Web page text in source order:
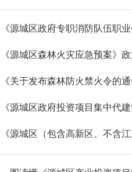
《源城区政府专职消防队伍职
《源城区森林火灾应急预案》
《关于发布森林防火禁火令的
《源城区政府投资项目集中代
《源城区（包含高新区、不含